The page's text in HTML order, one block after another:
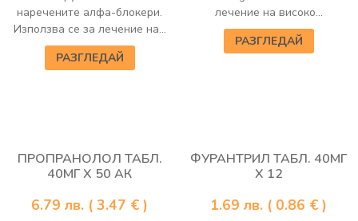
наречените алфа-блокери.
Използва се за лечение на...
РАЗГЛЕДАЙ
лечение на високо...
РАЗГЛЕДАЙ
ПРОПРАНОЛОЛ ТАБЛ.
40МГ Х 50 АК
6.79 лв. ( 3.47 € )
ФУРАНТРИЛ ТАБЛ. 40МГ
Х 12
1.69 лв. ( 0.86 € )